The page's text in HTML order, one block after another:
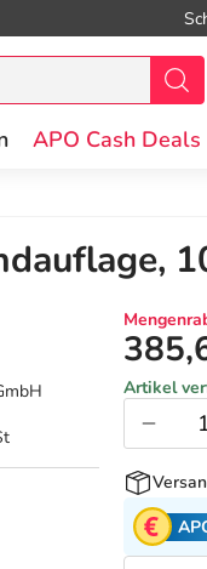
APO Cash Deals
Artikel